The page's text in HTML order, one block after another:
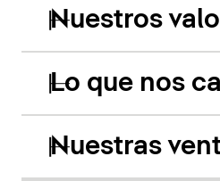
Nuestros
Lo que nos
Nuestras